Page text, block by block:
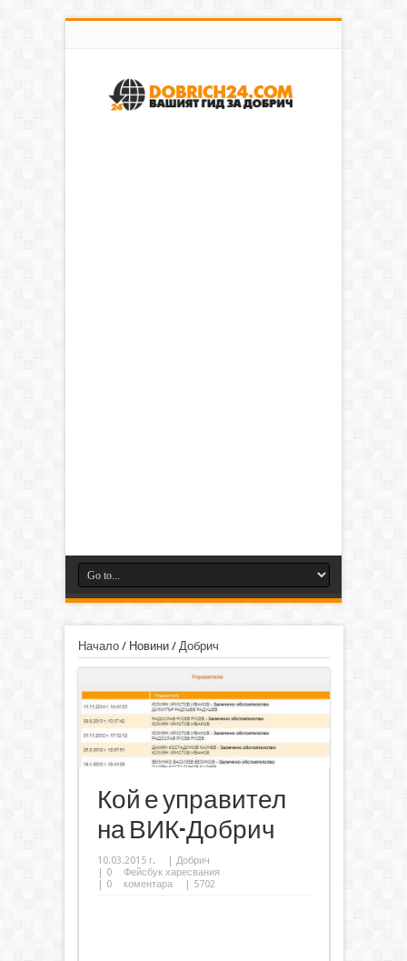
Начало/ Новини/ Добрич
Кой е управител
на ВИК-Добрич
10.03.2015 г. | Добрич
| 0
Фейсбук харесвания
| 0 коментара | 5702